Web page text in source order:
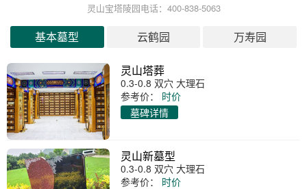
灵山宝塔陵园电话：400-838-5063
基本墓型 云鹤园 万寿园
灵山塔葬
0.3-0.8 双穴 大理石
参考价：
时价
墓碑详情
灵山新墓型
0.3-0.8 双穴 大理石
参考价：
时价